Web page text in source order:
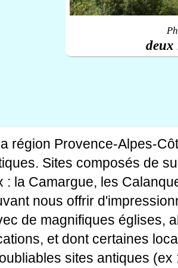
deux
région Provence-Alpes-
Sites composés de
: la Camargue, les
nous offrir
de magnifiques églises,
et dont certaines
sites antiques